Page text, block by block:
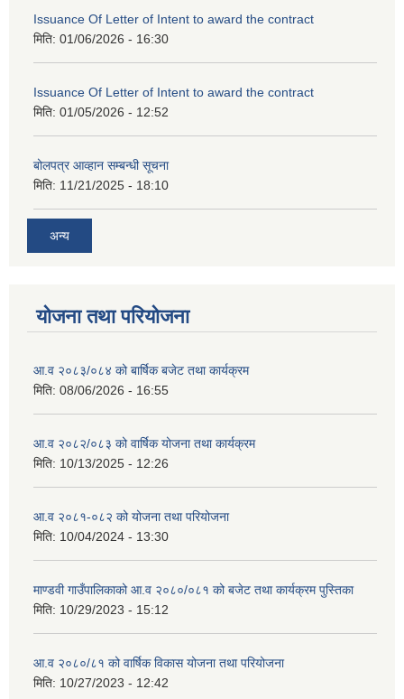
Issuance Of Letter of Intent to award the contract
मिति: 01/06/2026 - 16:30
Issuance Of Letter of Intent to award the contract
मिति: 01/05/2026 - 12:52
बोलपत्र आव्हान सम्बन्धी सूचना
मिति: 11/21/2025 - 18:10
अन्य
योजना तथा परियोजना
आ.व २०८३/०८४ को बार्षिक बजेट तथा कार्यक्रम
मिति: 08/06/2026 - 16:55
आ.व २०८२/०८३ को वार्षिक योजना तथा कार्यक्रम
मिति: 10/13/2025 - 12:26
आ.व २०८१-०८२ को योजना तथा परियोजना
मिति: 10/04/2024 - 13:30
माण्डवी गाउँपालिकाको आ.व २०८०/०८१ को बजेट तथा कार्यक्रम पुस्तिका
मिति: 10/29/2023 - 15:12
आ.व २०८०/८१ को वार्षिक विकास योजना तथा परियोजना
मिति: 10/27/2023 - 12:42